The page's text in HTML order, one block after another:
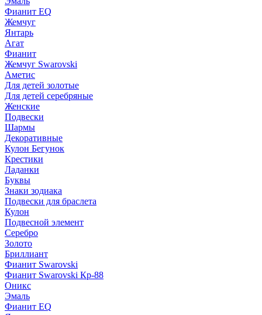
Фианит EQ
Жемчуг
Янтарь
Агат
Фианит
Жемчуг Swarovski
Аметис
Для детей золотые
Для детей серебряные
Женские
Подвески
Шармы
Декоративные
Кулон Бегунок
Крестики
Ладанки
Буквы
Знаки зодиака
Подвески для браслета
Кулон
Подвесной элемент
Серебро
Золото
Бриллиант
Фианит Swarovski
Фианит Swarovski Кр-88
Оникс
Эмаль
Фианит EQ